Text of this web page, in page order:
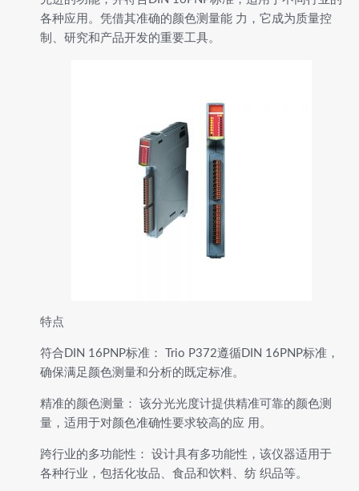
各种应用。凭借其准确的颜色测量能 力，它成为质量控
制、研究和产品开发的重要工具。
特点
符合DIN 16PNP标准： Trio P372遵循DIN 16PNP标准，
确保满足颜色测量和分析的既定标准。
精准的颜色测量： 该分光光度计提供精准可靠的颜色测
量，适用于对颜色准确性要求较高的应 用。
跨行业的多功能性： 设计具有多功能性，该仪器适用于
各种行业，包括化妆品、食品和饮料、纺 织品等。